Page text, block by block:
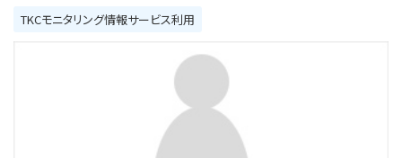
TKCモニタリング情報サービス利用